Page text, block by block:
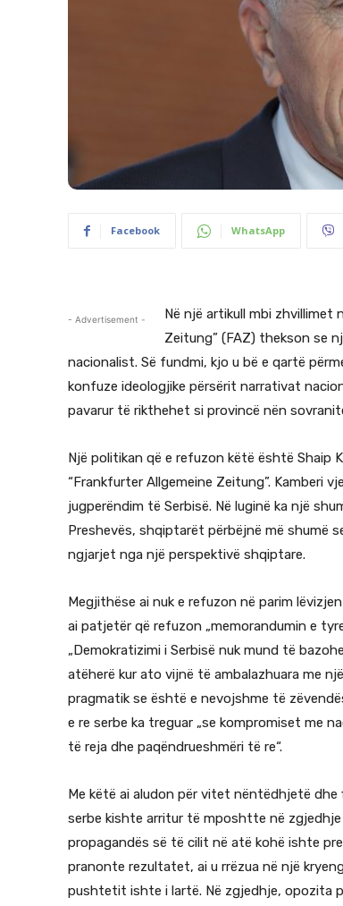
Facebook WhatsApp
- Advertisement -
Në një artikull mbi zhvillimet
Zeitung” (FAZ) thekson se
nacionalist. Së fundmi, kjo u bë e qartë
konfuze ideologjike përsërit narrativat
pavarur të rikthehet si provincë nën
Një politikan që e refuzon këtë është Shaip
“Frankfurter Allgemeine Zeitung”. Kamberi
jugperëndim të Serbisë. Në luginë ka një
Preshevës, shqiptarët përbëjnë më shumë
ngjarjet nga një perspektivë shqiptare.
Megjithëse ai nuk e refuzon në parim
ai patjetër që refuzon „memorandumin e
„Demokratizimi i Serbisë nuk mund të
atëherë kur ato vijnë të ambalazhuara me
pragmatik se është e nevojshme të
e re serbe ka treguar „se kompromiset me
të reja dhe paqëndrueshmëri të re“.
Me këtë ai aludon për vitet nëntëdhjetë
serbe kishte arritur të mposhtte në
propagandës së të cilit në atë kohë ishte
pranonte rezultatet, ai u rrëzua në një
pushtetit ishte i lartë. Në zgjedhje, opozita